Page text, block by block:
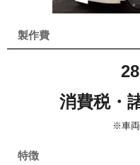
製作費
消費税・
※車両
特徴